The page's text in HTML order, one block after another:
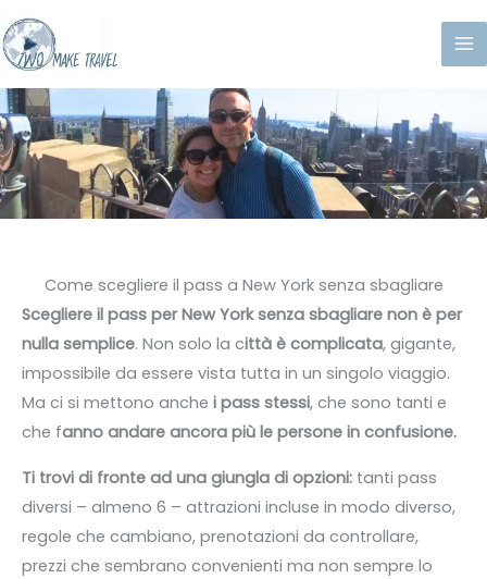
Vai
al
contenuto
Come scegliere il pass a New York senza sbagliare
Scegliere il pass per New York senza sbagliare non è per
nulla semplice. Non solo la città è complicata, gigante,
impossibile da essere vista tutta in un singolo viaggio.
Ma ci si mettono anche i pass stessi, che sono tanti e
che fanno andare ancora più le persone in confusione.
Ti trovi di fronte ad una giungla di opzioni: tanti pass
diversi – almeno 6 – attrazioni incluse in modo diverso,
regole che cambiano, prenotazioni da controllare,
prezzi che sembrano convenienti ma non sempre lo